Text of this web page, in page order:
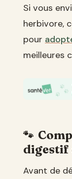
Si vous
herbivore,
pour
meilleures
digestif
Avant de